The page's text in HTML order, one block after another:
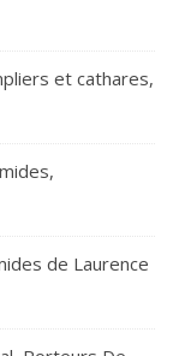
et cathares,
de Laurence